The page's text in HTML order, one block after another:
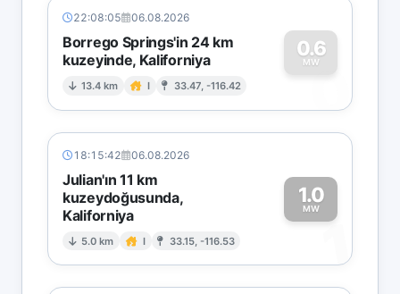
22:08:05 06.08.2026
Borrego Springs'in 24 km
kuzeyinde, Kaliforniya
13.4 km I 33.47, -116.42
0.6
MW
0
18:15:42 06.08.2026
Julian'ın 11 km
kuzeydoğusunda,
Kaliforniya
5.0 km I 33.15, -116.53
1.0
MW
1